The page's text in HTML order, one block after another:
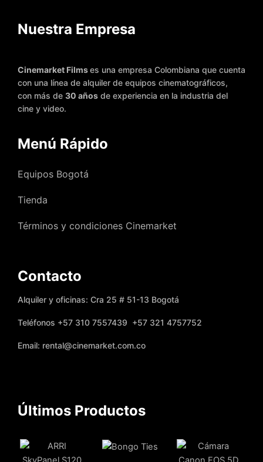
Nuestra Empresa
Cinemarket Filmses una empresa Colombiana que cuenta
con una línea de alquiler de equipos cinematográficos,
con más de 30 años de experiencia en la industria del
cine y video.
Menú Rápido
Equipos Bogotá
Tienda
Términos y condiciones Cinemarket
Contacto
Alquiler y oficinas: Cra 25 # 51-13 Bogotá
Teléfonos +57 310 7557439 +57 321 4757752
Email: rental@cinemarket.com.co
Últimos Productos